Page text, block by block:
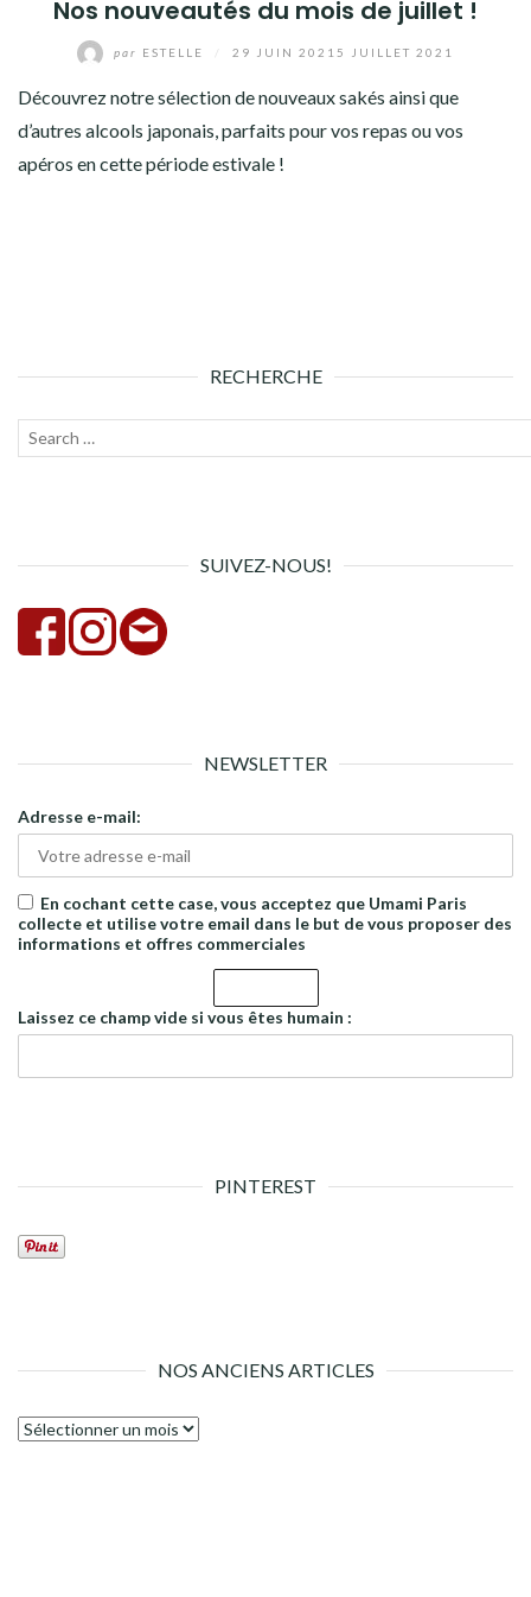
Nos nouveautés du mois de juillet !
par ESTELLE 29 JUIN 2021 5 JUILLET 2021
Découvrez notre sélection de nouveaux sakés ainsi que
d’autres alcools japonais, parfaits pour vos repas ou vos
apéros en cette période estivale !
RECHERCHE
Recherche
SUIVEZ-NOUS!
NEWSLETTER
Adresse e-mail:
En cochant cette case, vous acceptez que Umami Paris
collecte et utilise votre email dans le but de vous proposer des
informations et offres commerciales
Laissez ce champ vide si vous êtes humain :
PINTEREST
NOS ANCIENS ARTICLES
Nos